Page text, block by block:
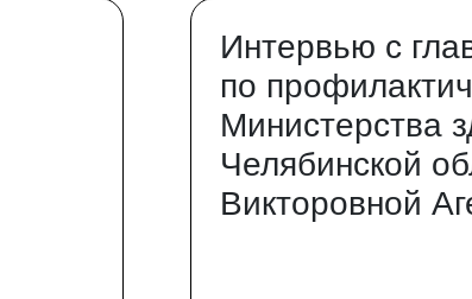
Интервью с
по
Министерства
Челябинской
Викторовной